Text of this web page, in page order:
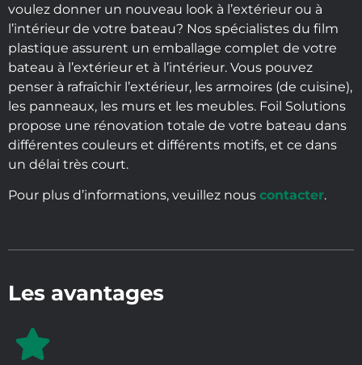
voulez donner un nouveau look à l’extérieur ou à
l’intérieur de votre bateau? Nos spécialistes du film
plastique assurent un emballage complet de votre
bateau à l’extérieur et à l’intérieur. Vous pouvez
penser à rafraîchir l’extérieur, les armoires (de cuisine),
les panneaux, les murs et les meubles. Foil Solutions
propose une rénovation totale de votre bateau dans
différentes couleurs et différents motifs, et ce dans
un délai très court.
Pour plus d’informations, veuillez nous contacter.
Les avantages